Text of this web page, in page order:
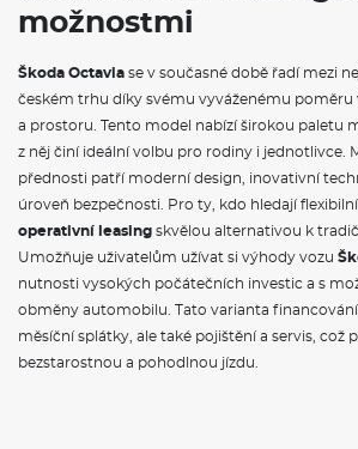
manévry
Elektronická dětská pojistka
Airbag řidiče a spolujezdce s možností
spolujezdce, kolenní airbag řidiče
jízdu v koloně (Traffic Jam Assist) a
Alarm
12V zásuvka v zavazadlovém prostoru
Hlídání mrtvého úhlu (Side Assist)
Front Assist - s upozorněním a
Světelný a dešťový senzor
Automatická regulace sklonu světlometů
Prediktivní tempomat
Dvoutónová siréna
možnostmi
Škoda Octavia se v současné době řadí mezi
českém trhu díky svému vyváženému
a prostoru. Tento model nabízí širokou paletu
z něj činí ideální volbu pro rodiny i jednotlivce.
přednosti patří moderní design, inovativní
úroveň bezpečnosti. Pro ty, kdo hledají
operativní leasing skvělou alternativou k
Umožňuje uživatelům užívat si výhody vozu
nutnosti vysokých počátečních investic a s
obměny automobilu. Tato varianta
měsíční splátky, ale také pojištění a servis, což
bezstarostnou a pohodlnou jízdu.